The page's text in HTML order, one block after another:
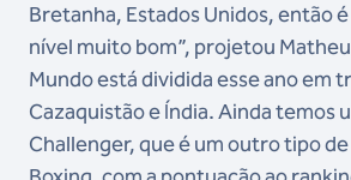
Bretanha, Estados Unidos, então
nível muito bom”, projetou
Mundo está dividida esse ano em
Cazaquistão e Índia. Ainda temos
Challenger, que é um outro tipo